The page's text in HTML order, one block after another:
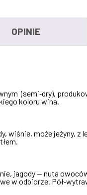
OPINIE
(semi‑dry),
koloru wina.
wiśnie, może jeżyny,
jagody — nuta
w odbiorze.